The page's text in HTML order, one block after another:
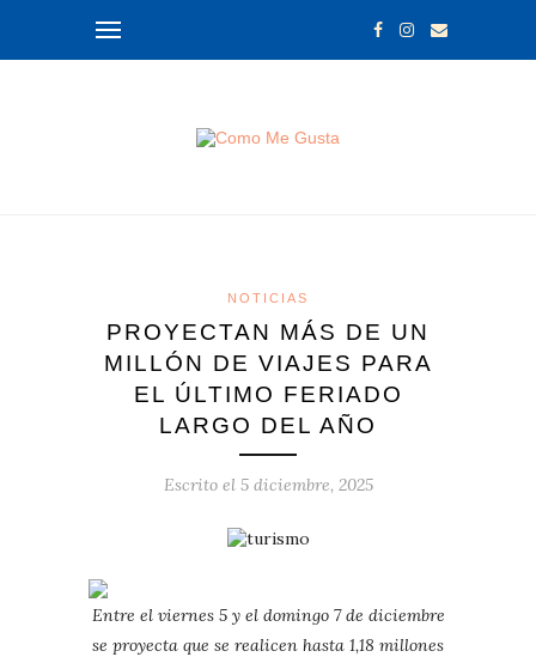
NOTICIAS
PROYECTAN MÁS DE UN
MILLÓN DE VIAJES PARA
EL ÚLTIMO FERIADO
LARGO DEL AÑO
Escrito el 5 diciembre, 2025
Entre el viernes 5 y el domingo 7 de diciembre
se proyecta que se realicen hasta 1,18 millones